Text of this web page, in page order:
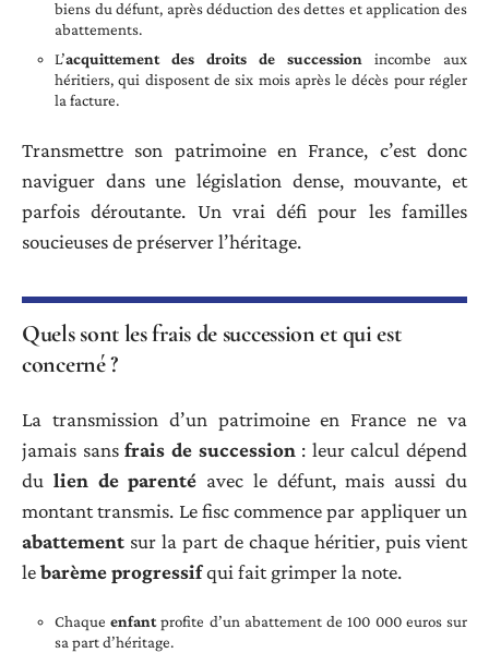
biens du défunt, après déduction des dettes et application des
abattements.
L’acquittement des droits de succession incombe aux
héritiers, qui disposent de six mois après le décès pour régler
la facture.
Transmettre son patrimoine en France, c’est donc
naviguer dans une législation dense, mouvante, et
parfois déroutante. Un vrai défi pour les familles
soucieuses de préserver l’héritage.
Quels sont les frais de succession et qui est
concerné ?
La transmission d’un patrimoine en France ne va
jamais sansfrais de succession : leur calcul dépend
du lien de parenté avec le défunt, mais aussi du
montant transmis. Le fisc commence par appliquer un
abattement sur la part de chaque héritier, puis vient
lebarème progressifqui fait grimper la note.
Chaqueenfantprofite d’un abattement de 100 000 euros sur
sa part d’héritage.